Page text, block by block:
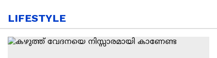
LIFESTYLE